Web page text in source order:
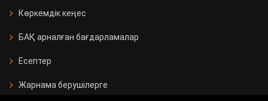
Көркемдік кеңес
БАҚ арналған бағдарламалар
Есептер
Жарнама берушілерге